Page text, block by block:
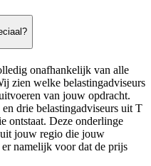
onafhankelijk van alle
zien welke belastingadviseurs
van jouw opdracht.
drie belastingadviseurs uit T
ontstaat. Deze onderlinge
jouw regio die jouw
namelijk voor dat de prijs